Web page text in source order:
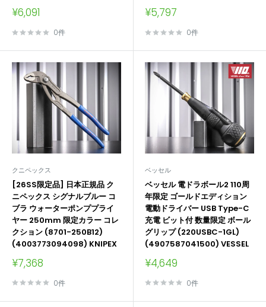
販
価
¥6,091
0件
販
価
¥5,797
0件
クニペックス
[26SS限定品] 日本正規品 ク
ニペックス シグナルブルー コ
ブラ ウォーターポンププライ
ヤー 250mm 限定カラー コレ
クション (8701-250B12)
(4003773094098) KNIPEX
販
価
¥7,368
0件
ベッセル
ベッセル 電ドラボール2 110周
年限定 ゴールドエディション
電動ドライバー USB Type-C
充電 ビット付 数量限定 ボール
グリップ (220USBC-1GL)
(4907587041500) VESSEL
販
価
¥4,649
0件